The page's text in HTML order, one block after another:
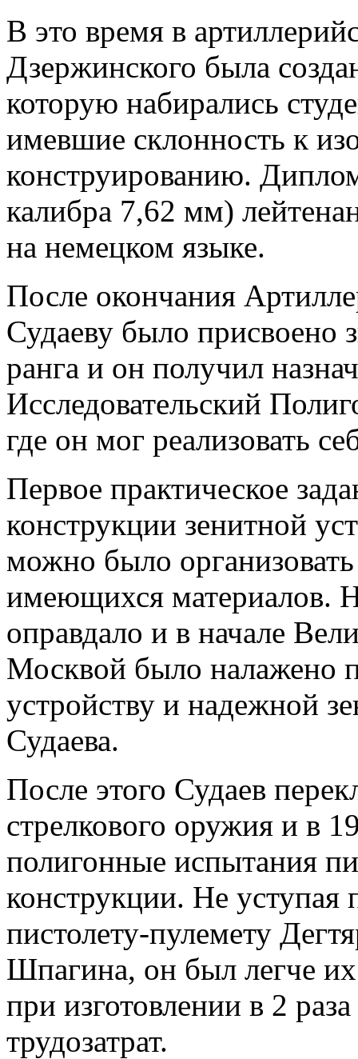
В это время в
Дзержинского была
которую набирались
имевшие склонность к
конструированию.
калибра 7,62 мм)
на немецком языке.
После окончания
Судаеву было присвоено
ранга и он получил
Исследовательский
где он мог реализовать
Первое практическое
конструкции зенитной
можно было
имеющихся материалов.
оправдало и в начале
Москвой было налажено
устройству и надежной
Судаева.
После этого Судаев
стрелкового оружия и в
полигонные испытания
конструкции. Не уступая
пистолету-пулемету
Шпагина, он был легче
при изготовлении в 2
трудозатрат.